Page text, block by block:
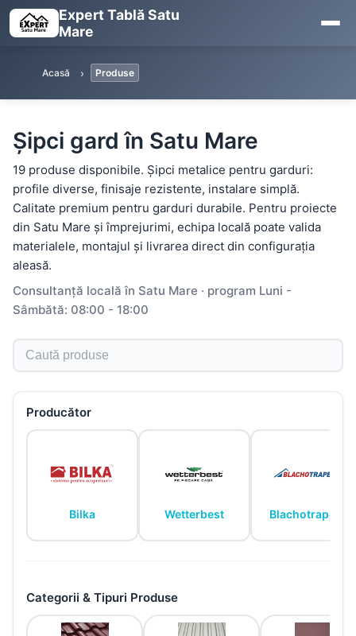
Expert Tablă Satu
Mare
Acasă Produse
Șipci gard în Satu Mare
19 produse disponibile. Șipci metalice pentru garduri:
profile diverse, finisaje rezistente, instalare simplă.
Calitate premium pentru garduri durabile. Pentru proiecte
din Satu Mare și împrejurimi, echipa locală poate valida
materialele, montajul și livrarea direct din configurația
aleasă.
Consultanță locală în Satu Mare · program Luni -
Sâmbătă: 08:00 - 18:00
Caută produse
Producător
Bilka Wetterbest Blachotrapez
Categorii & Tipuri Produse